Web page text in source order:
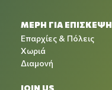
ΜΕΡΗ ΓΙΑ ΕΠΙΣΚΕΨΗ
Επαρχίες & Πόλεις
Χωριά
Διαμονή
JOIN US